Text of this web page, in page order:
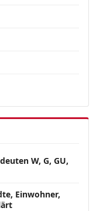
W, G, GU,
Einwohner,